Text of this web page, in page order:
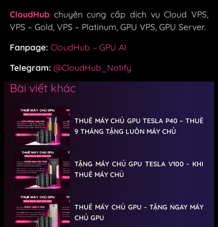
CloudHub chuyên cung cấp dịch vụ Cloud VPS,
VPS – Gold, VPS – Platinum, GPU VPS, GPU Server.
Fanpage: CloudHub – GPU AI
Telegram: @CloudHub_Notify
Bài viết khác
THUÊ MÁY CHỦ GPU TESLA P40 – THUÊ
9 THÁNG TẶNG LUÔN MÁY CHỦ
TẶNG MÁY CHỦ GPU TESLA V100 - KHI
THUÊ MÁY CHỦ
THUÊ MÁY CHỦ GPU - TẶNG NGAY MÁY
CHỦ GPU